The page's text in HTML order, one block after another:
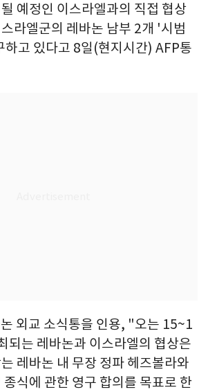
예정인 이스라엘과의 직접 협상
라엘군의 레바논 남부 2개 '시범
하고 있다고 8일(현지시간) AFP통
외교 소식통을 인용, "오는 15~1
되는 레바논과 이스라엘의 협상은
레바논 내 무장 정파 헤즈볼라와
식에 관한 영구 합의를 목표로 한